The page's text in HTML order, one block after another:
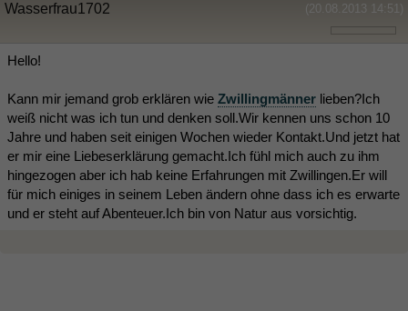
(20.08.2013 14:51)
Wasserfrau1702
Hello!
Kann mir jemand grob erklären wie Zwillingmänner lieben?Ich
weiß nicht was ich tun und denken soll.Wir kennen uns schon 10
Jahre und haben seit einigen Wochen wieder Kontakt.Und jetzt hat
er mir eine Liebeserklärung gemacht.Ich fühl mich auch zu ihm
hingezogen aber ich hab keine Erfahrungen mit Zwillingen.Er will
für mich einiges in seinem Leben ändern ohne dass ich es erwarte
und er steht auf Abenteuer.Ich bin von Natur aus vorsichtig.